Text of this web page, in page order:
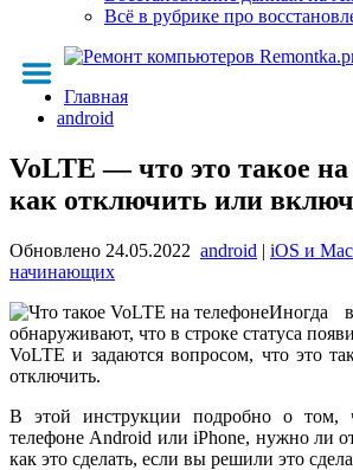
Всё в рубрике про
Главная
android
VoLTE — что это такое
как отключить или
Обновлено 24.05.2022 android | iOS и
начинающих
Иногда
обнаруживают, что в строке статуса
VoLTE и задаются вопросом, что это
отключить.
В этой инструкции подробно о том,
телефоне Android или iPhone, нужно ли
как это сделать, если вы решили это